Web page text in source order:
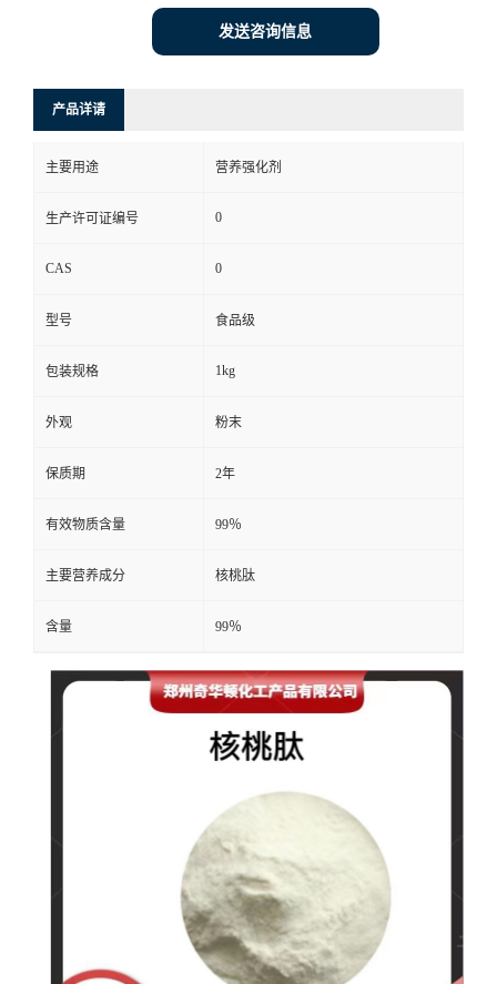
发送咨询信息
产品详请
主要用途 营养强化剂
生产许可证编号 0
CAS 0
型号 食品级
包装规格 1kg
外观 粉末
保质期 2年
有效物质含量 99％
主要营养成分 核桃肽
含量 99％